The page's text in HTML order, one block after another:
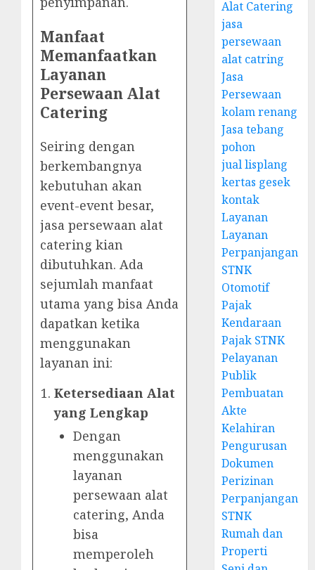
Manfaat
Memanfaatkan
Layanan
Persewaan Alat
Catering
Seiring dengan
berkembangnya
kebutuhan akan
event-event besar,
jasa persewaan alat
catering kian
dibutuhkan. Ada
sejumlah manfaat
utama yang bisa Anda
dapatkan ketika
menggunakan
layanan ini:
Ketersediaan Alat
yang Lengkap
Dengan
menggunakan
layanan
persewaan alat
catering, Anda
bisa
memperoleh
Alat Catering
jasa
persewaan
alat catring
Jasa
Persewaan
kolam renang
Jasa tebang
pohon
jual lisplang
kertas gesek
kontak
Layanan
Layanan
Perpanjangan
STNK
Otomotif
Pajak
Kendaraan
Pajak STNK
Pelayanan
Publik
Pembuatan
Akte
Kelahiran
Pengurusan
Dokumen
Perizinan
Perpanjangan
STNK
Rumah dan
Properti